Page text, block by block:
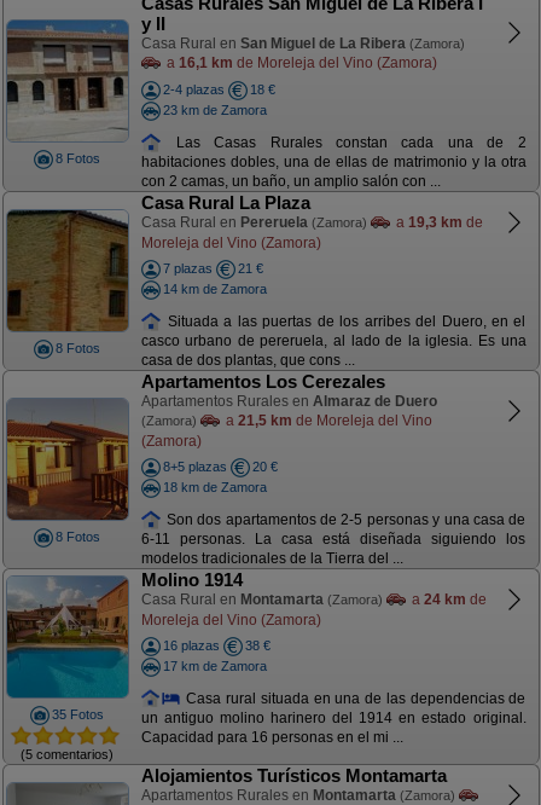
8 Fotos
y II
Casa Rural en San Miguel de La Ribera (Zamora)
a 16,1 km de Moreleja del Vino (Zamora)
2-4 plazas
18 €
23 km de Zamora
Las Casas Rurales constan cada una de 2
habitaciones dobles, una de ellas de matrimonio y la otra
con 2 camas, un baño, un amplio salón con ...
8 Fotos
Casa Rural La Plaza
Casa Rural en Pereruela (Zamora) a 19,3 km de
Moreleja del Vino (Zamora)
7 plazas
21 €
14 km de Zamora
Situada a las puertas de los arribes del Duero, en el
casco urbano de pereruela, al lado de la iglesia. Es una
casa de dos plantas, que cons ...
8 Fotos
Apartamentos Los Cerezales
Apartamentos Rurales en Almaraz de Duero
(Zamora) a 21,5 km de Moreleja del Vino
(Zamora)
8+5 plazas
20 €
18 km de Zamora
Son dos apartamentos de 2-5 personas y una casa de
6-11 personas. La casa está diseñada siguiendo los
modelos tradicionales de la Tierra del ...
35 Fotos
(5 comentarios)
Molino 1914
Casa Rural en Montamarta (Zamora) a 24 km de
Moreleja del Vino (Zamora)
16 plazas
38 €
17 km de Zamora
Casa rural situada en una de las dependencias de
un antiguo molino harinero del 1914 en estado original.
Capacidad para 16 personas en el mi ...
Alojamientos Turísticos Montamarta
Apartamentos Rurales en Montamarta (Zamora)